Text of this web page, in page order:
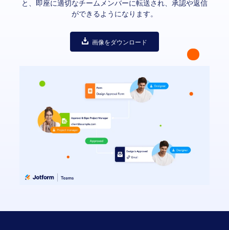
と、即座に適切なチームメンバーに転送され、承認や返信
ができるようになります。
画像をダウンロード